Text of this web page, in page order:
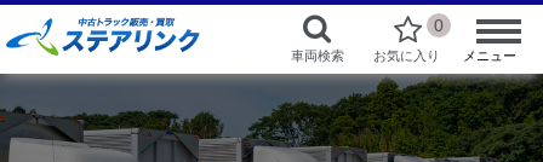
車両検索
0
お気に入り メニュー